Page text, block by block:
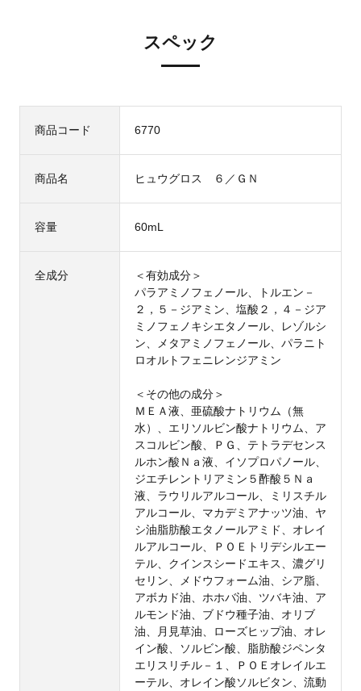
スペック
商品コード 6770
商品名 ヒュウグロス ６／ＧＮ
容量 60mL
全成分
＜有効成分＞
パラアミノフェノール、トルエン－
２，５－ジアミン、塩酸２，４－ジア
ミノフェノキシエタノール、レゾルシ
ン、メタアミノフェノール、パラニト
ロオルトフェニレンジアミン
＜その他の成分＞
ＭＥＡ液、亜硫酸ナトリウム（無
水）、エリソルビン酸ナトリウム、ア
スコルビン酸、ＰＧ、テトラデセンス
ルホン酸Ｎａ液、イソプロパノール、
ジエチレントリアミン５酢酸５Ｎａ
液、ラウリルアルコール、ミリスチル
アルコール、マカデミアナッツ油、ヤ
シ油脂肪酸エタノールアミド、オレイ
ルアルコール、ＰＯＥトリデシルエー
テル、クインスシードエキス、濃グリ
セリン、メドウフォーム油、シア脂、
アボカド油、ホホバ油、ツバキ油、ア
ルモンド油、ブドウ種子油、オリブ
油、月見草油、ローズヒップ油、オレ
イン酸、ソルビン酸、脂肪酸ジペンタ
エリスリチル－１、ＰＯＥオレイルエ
ーテル、オレイン酸ソルビタン、流動